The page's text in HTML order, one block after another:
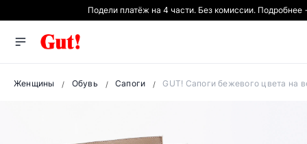
Подели платёж на 4 части. Без комиссии. Подробнее
Женщины Обувь Сапоги GUT! Сапоги бежевого цвета на